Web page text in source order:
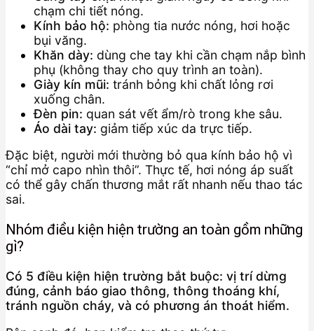
chạm chi tiết nóng.
Kính bảo hộ: phòng tia nước nóng, hơi hoặc
bụi văng.
Khăn dày: dùng che tay khi cần chạm nắp bình
phụ (không thay cho quy trình an toàn).
Giày kín mũi: tránh bỏng khi chất lỏng rơi
xuống chân.
Đèn pin: quan sát vết ẩm/rò trong khe sâu.
Áo dài tay: giảm tiếp xúc da trực tiếp.
Đặc biệt, người mới thường bỏ qua kính bảo hộ vì
“chỉ mở capo nhìn thôi”. Thực tế, hơi nóng áp suất
có thể gây chấn thương mắt rất nhanh nếu thao tác
sai.
Nhóm điều kiện hiện trường an toàn gồm những
gì?
Có 5 điều kiện hiện trường bắt buộc: vị trí dừng
đúng, cảnh báo giao thông, thông thoáng khí,
tránh nguồn cháy, và có phương án thoát hiểm.